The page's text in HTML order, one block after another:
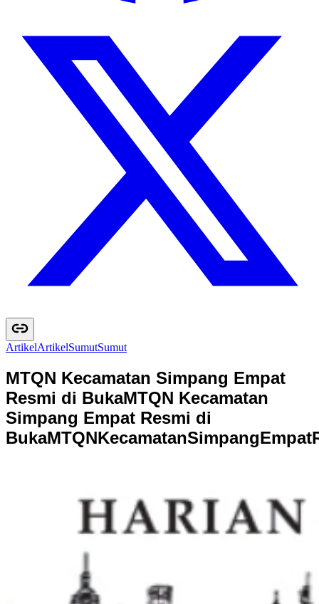
ArtikelArtikelSumutSumut
MTQN Kecamatan Simpang Empat
Resmi di BukaMTQN Kecamatan
Simpang Empat Resmi di
BukaMTQNKecamatanSimpangEmpat